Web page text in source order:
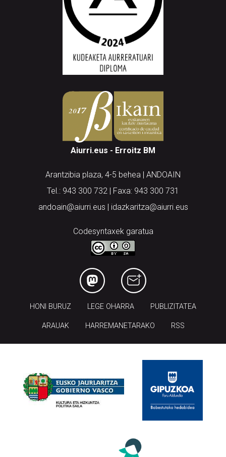
Aiurri.eus - Erroitz BM
Arantzibia plaza, 4-5 behea | ANDOAIN
Tel.: 943 300 732 | Faxa: 943 300 731
andoain@aiurri.eus | idazkaritza@aiurri.eus
Codesyntaxek garatua
HONI BURUZ LEGE OHARRA PUBLIZITATEA
ARAUAK HARREMANETARAKO RSS